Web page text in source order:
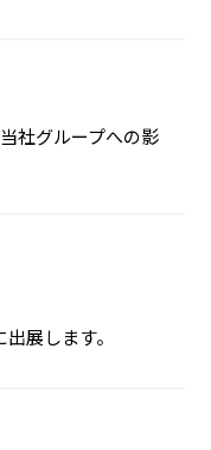
社グループへの影
展します。